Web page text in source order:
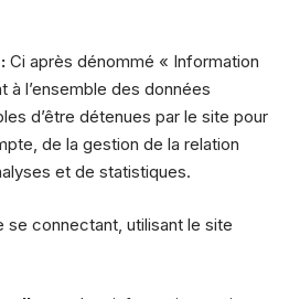
Ci après dénommé « Information
l’ensemble des données
d’être détenues par le site pour
de la gestion de la relation
et de statistiques.
se connectant, utilisant le site